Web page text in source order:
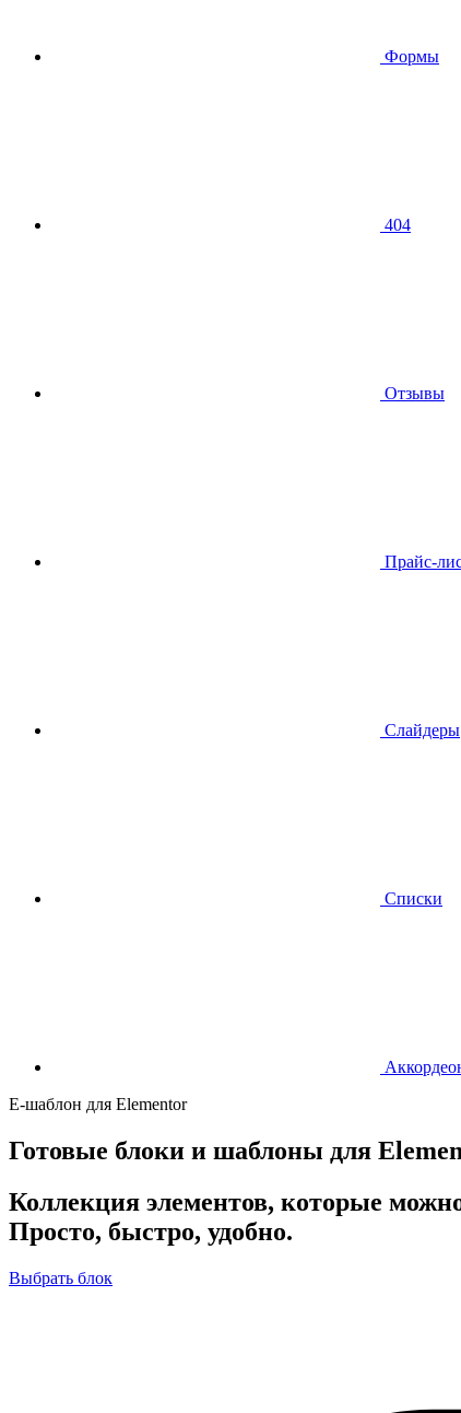
Формы
404
Отзывы
Прайс-
Слайдеры
Списки
Е-шаблон для Elementor
Готовые блоки и шаблоны для
Коллекция элементов, которые
Просто, быстро, удобно.
Выбрать блок